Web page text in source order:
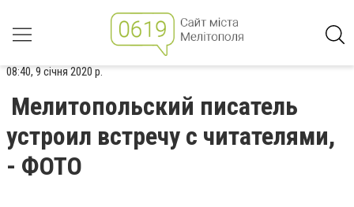
08:40, 9 січня 2020 р.
Мелитопольский писатель
устроил встречу с читателями,
- ФОТО